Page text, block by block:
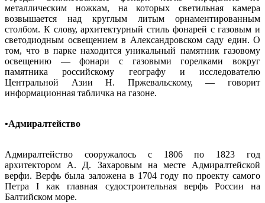
металлическим ножкам, на которых светильная камера
возвышается над круглым литым орнаментированным
столбом. К слову, архитектурный стиль фонарей с газовым и
светодиодным освещением в Александровском саду един. О
том, что в парке находится уникальный памятник газовому
освещению — фонари с газовыми горелками вокруг
памятника российскому географу и исследователю
Центральной Азии Н. Пржевальскому, — говорит
информационная табличка на газоне.
•Адмиралтейство
Адмиралтейство сооружалось с 1806 по 1823 год
архитектором А. Д. Захаровым на месте Адмиралтейской
верфи. Верфь была заложена в 1704 году по проекту самого
Петра I как главная судостроительная верфь России на
Балтийском море.